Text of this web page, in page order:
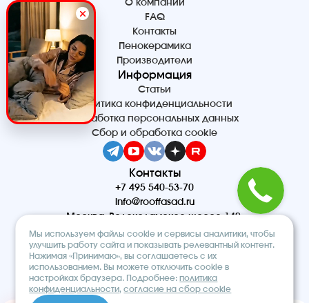
О компании
FAQ
Контакты
Пенокерамика
Производители
Информация
Статьи
Политика конфиденциальности
Обработка персональных данных
Сбор и обработка cookie
Контакты
+7 495 540-53-70
info@rooffasad.ru
Москва, Волоколамское шоссе 142,
офис 606, 6 этаж
Реквизиты
ООО “ПТК “Титан”
ОГРН 1227700212475
ИНН 9710097508
Мы используем файлы cookie и сервисы аналитики, чтобы
улучшить работу сайта и показывать релевантный контент.
Нажимая «Принимаю», вы соглашаетесь с их
использованием. Вы можете отключить cookie в
настройках браузера. Подробнее:политика
конфиденциальности,согласие на сбор cookie